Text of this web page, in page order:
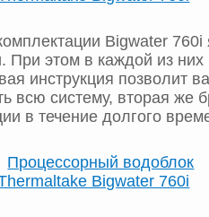
Bigwater 760i
При этом в каждой из них
инструкция позволит
всю систему, вторая же
в течение долгого